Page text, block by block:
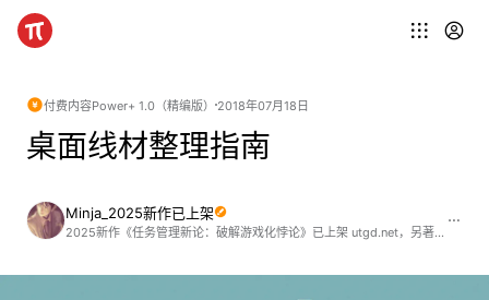
付费内容Power+ 1.0（精编版） 2018年07月18日
桌面线材整理指南
Minja_2025新作已上架
2025新作《任务管理新论：破解游戏化悖论》已上架 utgd.net，另著有《信息管理》《用 DEVONthink 驾驭 RSS 在线阅读》《在线搜索指津》(2024)《Shortcuts+ 自动化设计之道》《Keyboard Maestro 进阶指引》《Anki 进阶手册》等，欢迎阅读选购 ;)